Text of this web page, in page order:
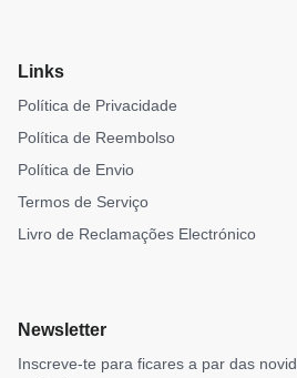
Links
Política de Privacidade
Política de Reembolso
Política de Envio
Termos de Serviço
Livro de Reclamações Electrónico
Newsletter
Inscreve-te para ficares a par das